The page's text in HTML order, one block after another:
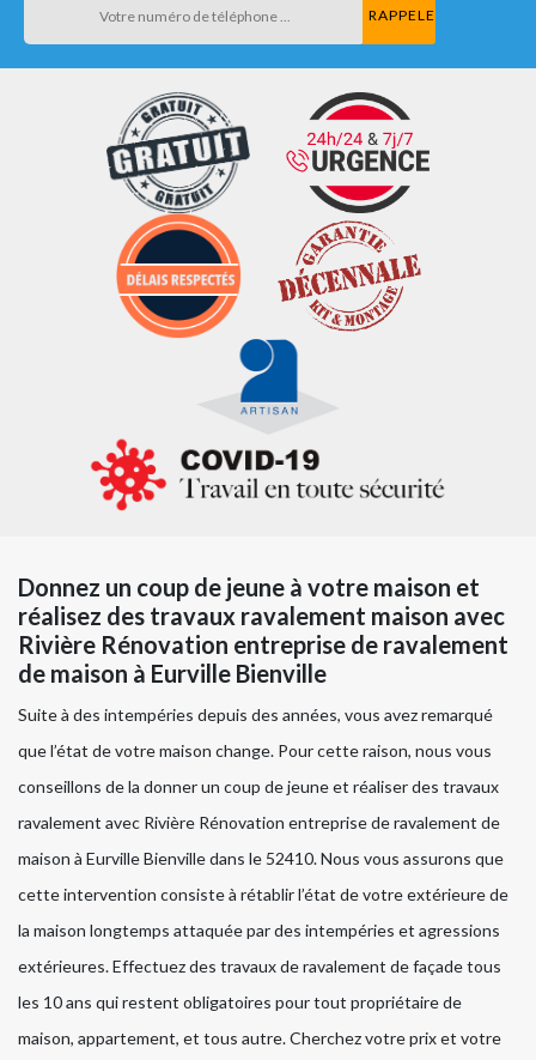
Donnez un coup de jeune à votre maison et
réalisez des travaux ravalement maison avec
Rivière Rénovation entreprise de ravalement
de maison à Eurville Bienville
Suite à des intempéries depuis des années, vous avez remarqué
que l’état de votre maison change. Pour cette raison, nous vous
conseillons de la donner un coup de jeune et réaliser des travaux
ravalement avec Rivière Rénovation entreprise de ravalement de
maison à Eurville Bienville dans le 52410. Nous vous assurons que
cette intervention consiste à rétablir l’état de votre extérieure de
la maison longtemps attaquée par des intempéries et agressions
extérieures. Effectuez des travaux de ravalement de façade tous
les 10 ans qui restent obligatoires pour tout propriétaire de
maison, appartement, et tous autre. Cherchez votre prix et votre